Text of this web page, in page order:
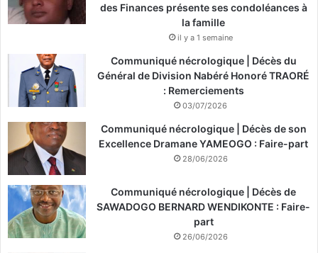
des Finances présente ses condoléances à
la famille
il y a 1 semaine
Communiqué nécrologique | Décès du
Général de Division Nabéré Honoré TRAORÉ
: Remerciements
03/07/2026
Communiqué nécrologique | Décès de son
Excellence Dramane YAMEOGO : Faire-part
28/06/2026
Communiqué nécrologique | Décès de
SAWADOGO BERNARD WENDIKONTE : Faire-
part
26/06/2026